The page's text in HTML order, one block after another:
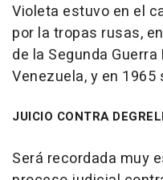
Violeta estuvo en el
por la tropas rusas,
de la Segunda
Venezuela, y en
JUICIO CONTRA
Será recordada muy